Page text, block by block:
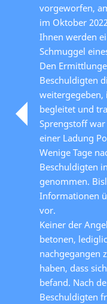
vorgeworfen,
im Oktober
Ihnen werden
Schmuggel
Den
Beschuldigten
weitergegeben,
begleitet und
Sprengstoff
einer Ladung
Wenige Tage
Beschuldigten
genommen.
Informationen
vor.
Keiner der
betonen,
nachgegangen
haben, dass
befand. Nach
Beschuldigten